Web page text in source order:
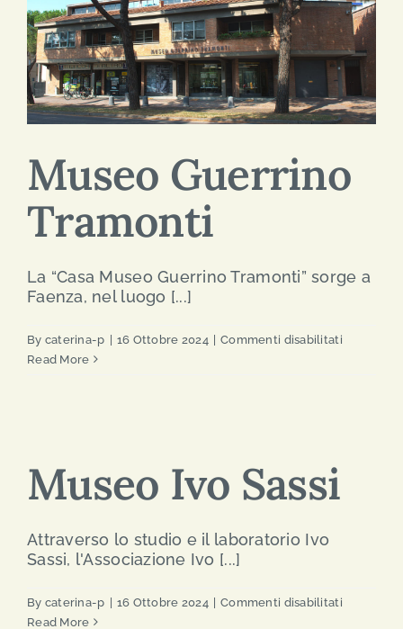
Museo Guerrino
Tramonti
La “Casa Museo Guerrino Tramonti” sorge a
Faenza, nel luogo [...]
By caterina-p | 16 Ottobre 2024 | Commenti disabilitatisu
Read More
Museo Ivo Sassi
Attraverso lo studio e il laboratorio Ivo
Sassi, l'Associazione Ivo [...]
By caterina-p | 16 Ottobre 2024 | Commenti disabilitatisu
Read More